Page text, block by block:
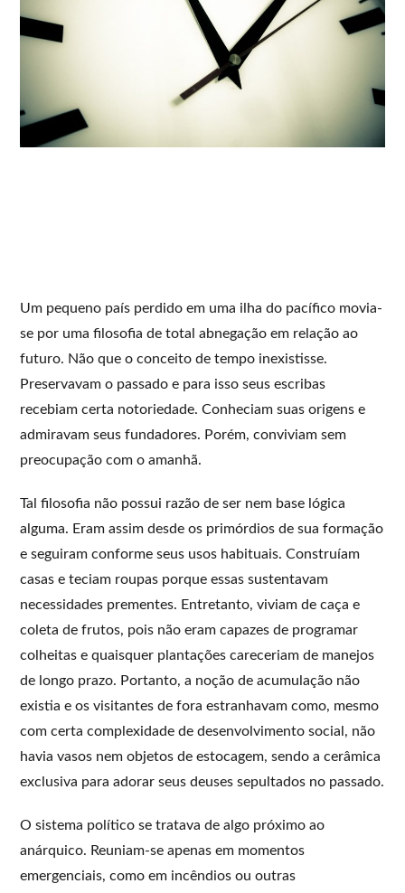
Um pequeno país perdido em uma ilha do pacífico movia-
se por uma filosofia de total abnegação em relação ao
futuro. Não que o conceito de tempo inexistisse.
Preservavam o passado e para isso seus escribas
recebiam certa notoriedade. Conheciam suas origens e
admiravam seus fundadores. Porém, conviviam sem
preocupação com o amanhã.
Tal filosofia não possui razão de ser nem base lógica
alguma. Eram assim desde os primórdios de sua formação
e seguiram conforme seus usos habituais. Construíam
casas e teciam roupas porque essas sustentavam
necessidades prementes. Entretanto, viviam de caça e
coleta de frutos, pois não eram capazes de programar
colheitas e quaisquer plantações careceriam de manejos
de longo prazo. Portanto, a noção de acumulação não
existia e os visitantes de fora estranhavam como, mesmo
com certa complexidade de desenvolvimento social, não
havia vasos nem objetos de estocagem, sendo a cerâmica
exclusiva para adorar seus deuses sepultados no passado.
O sistema político se tratava de algo próximo ao
anárquico. Reuniam-se apenas em momentos
emergenciais, como em incêndios ou outras